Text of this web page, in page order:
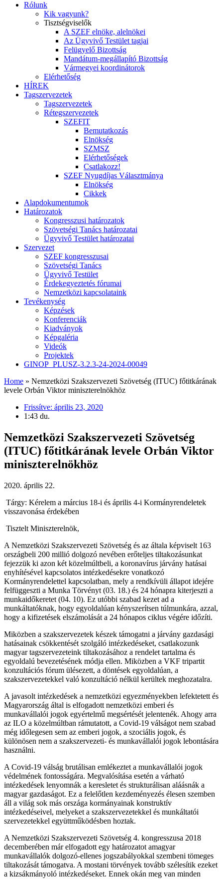
Rólunk
Kik vagyunk?
Tisztségviselők
A SZEF elnöke, alelnökei
Az Ügyvivő Testület tagjai
Felügyelő Bizottság
Mandátum-megállapító Bizottság
Vármegyei koordinátorok
Elérhetőség
HÍREK
Tagszervezetek
Tagszervezetek
Rétegszervezetek
SZEFIT
Bemutatkozás
Elnökség
SZMSZ
Elérhetőségek
Csatlakozz!
SZEF Nyugdíjas Választmánya
Elnökség
Cikkek
Alapdokumentumok
Határozatok
Kongresszusi határozatok
Szövetségi Tanács határozatai
Ügyvivő Testület határozatai
Szervezet
SZEF kongresszusai
Szövetségi Tanács
Ügyvivő Testület
Érdekegyeztetés fórumai
Nemzetközi kapcsolataink
Tevékenység
Képzések
Konferenciák
Kiadványok
Képgaléria
Videók
Projektek
GINOP_PLUSZ-3.2.3-24-2024-00049
Home » Nemzetközi Szakszervezeti Szövetség (ITUC) főtitkárának
levele Orbán Viktor miniszterelnökhöz
Frissítve: április 23, 2020
1:43 du.
Nemzetközi Szakszervezeti Szövetség
(ITUC) főtitkárának levele Orbán Viktor
miniszterelnökhöz
2020. április 22.
Tárgy: Kérelem a március 18-i és április 4-i Kormányrendeletek
visszavonása érdekében
Tisztelt Miniszterelnök,
A Nemzetközi Szakszervezeti Szövetség és az általa képviselt 163
országbeli 200 millió dolgozó nevében erőteljes tiltakozásunkat
fejezzük ki azon két közelmúltbeli, a koronavírus járvány hatásai
enyhítésével kapcsolatos intézkedésekre vonatkozó
Kormányrendelettel kapcsolatban, mely a rendkívüli állapot idejére
felfüggeszti a Munka Törvényt (03. 18.) és 24 hónapra kiterjeszti a
munkaidőkeretet (04. 10). Ez utóbbi szabad kezet ad a
munkáltatóknak, hogy egyoldalúan kényszerítsen túlmunkára, azzal,
hogy a kifizetések elszámolását a 24 hónapos ciklus végére időzíti.
Miközben a szakszervezetek készek támogatni a járvány gazdasági
hatásainak csökkentését szolgáló intézkedéseket, csatlakozunk
magyar tagszervezeteink tiltakozásához a rendelet tartalma és
egyoldalú bevezetésének módja ellen. Miközben a VKF tripartit
konzultációs fórum ülésezett, a döntések egyoldalúan, a
szakszervezetekkel való konzultáció nélkül kerültek meghozatalra.
A javasolt intézkedések a nemzetközi egyezményekben lefektetett és
Magyarország által is elfogadott nemzetközi emberi és
munkavállalói jogok egyértelmű megsértését jelentenék. Ahogy arra
az ILO a közelmúltban rámutatott, a Covid-19 válságot nem szabad
még időlegesen sem az emberi jogok, a szociális jogok, és
különösen nem a szakszervezeti- és munkavállalói jogok lebontására
használni.
A Covid-19 válság brutálisan emlékeztet a munkavállalói jogok
védelmének fontosságára. Megvalósítása esetén a várható
intézkedések lenyomnák a keresletet és strukturálisan aláásnák a
magyar gazdaságot. Ez a felelőtlen kezdeményezés élesen szemben
áll a világ sok más országa kormányainak konstruktív
intézkedéseivel, melyeket a szakszervezetekkel és munkáltatói
szervezetekkel együttműködésben hoztak.
A Nemzetközi Szakszervezeti Szövetség 4. kongresszusa 2018
decemberében már elfogadott egy határozatot amagyar
munkavállalók dolgozó-ellenes jogszabályokkal szembeni tömeges
tiltakozását támogatva. A mostani törvények tovább szélesítik ezeket
a kizsákmányoló intézkedéseket. Ennek okán meg van minden